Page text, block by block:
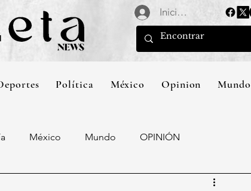
Iniciar sesión
Política México Opinion Mundo
México Mundo OPINIÓN